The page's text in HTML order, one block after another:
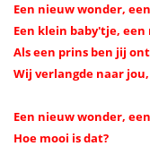
Een nieuw wonder,
Een klein baby'tje,
Als een prins ben jij
Wij verlangde naar
Een nieuw wonder,
Hoe mooi is dat?